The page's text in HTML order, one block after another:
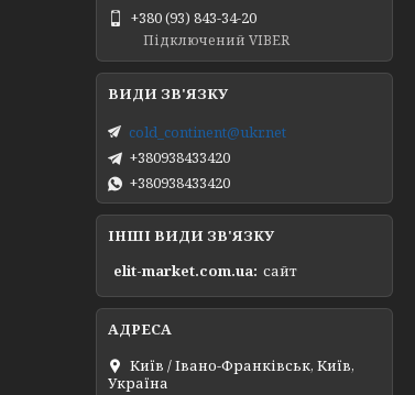
+380 (93) 843-34-20
Підключений VIBER
cold_continent@ukr.net
+380938433420
+380938433420
ІНШІ ВИДИ ЗВ'ЯЗКУ
elit-market.com.ua сайт
Київ / Івано-Франківськ, Київ,
Україна